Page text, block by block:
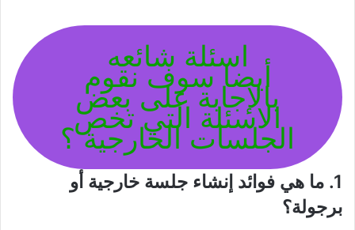
اسئلة شائعه
أيضا سوف نقوم
بالإجابة على بعض
الاسئلة التي تخص
الجلسات الخارجية ؟
1. ما هي فوائد إنشاء جلسة خارجية أو
برجولة؟